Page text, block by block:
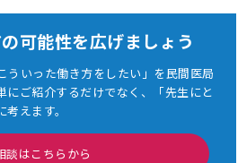
可能性を広げましょう
ういった働き方をしたい」を民間医局
にご紹介するだけでなく、「先生にと
えます。
談はこちらから